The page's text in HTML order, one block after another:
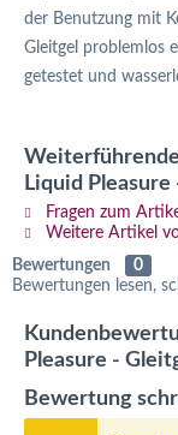
der Benutzung mit
Gleitgel problemlos
getestet und
Liquid
Fragen zum
Weitere Artikel
Bewertungen
0
Bewertungen lesen,
Pleasure -
Bewertung